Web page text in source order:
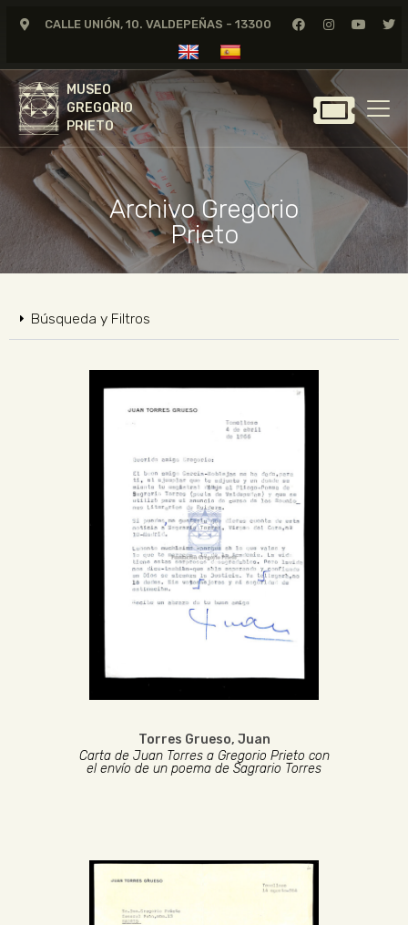
CALLE UNIÓN, 10. VALDEPEÑAS - 13300
MUSEO
GREGORIO
PRIETO
MUSEO
GREGORIO
PRIETO
GREGORIO PRIETO
MUSEO
ARCHIVO
CERTAMEN DE DIBUJO
FUNDACIÓN
NOTICIAS
Archivo Gregorio
Prieto
Búsqueda y Filtros
Torres Grueso, Juan
Carta de Juan Torres a Gregorio Prieto con
el envío de un poema de Sagrario Torres